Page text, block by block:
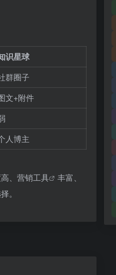
识星球
群圈子
文+附件
人博主
、 营销工具
丰富、
。